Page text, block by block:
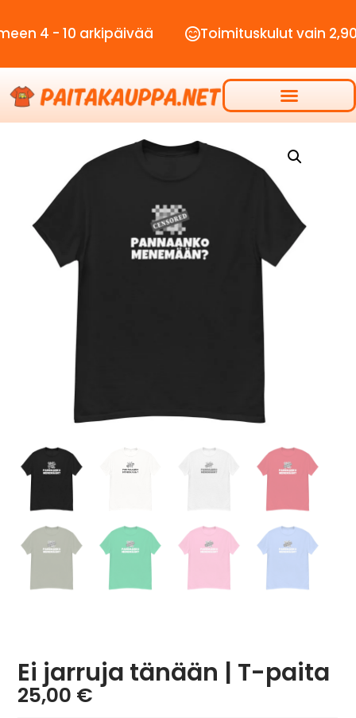
10 arkipäivää Toimituskulut vain 2,90€
Ei jarruja tänään | T-paita
25,00 €